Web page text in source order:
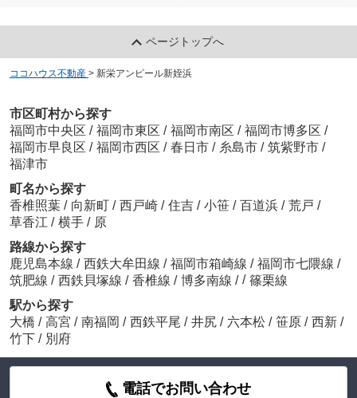
ページトップへ
ココハウス不動産 > 新栄アンピール新姪浜
市区町村から探す
福岡市中央区 / 福岡市東区 / 福岡市南区 / 福岡市博多区 /
福岡市早良区 / 福岡市西区 / 春日市 / 糸島市 / 筑紫野市 /
福津市
町名から探す
香椎照葉 / 向新町 / 西戸崎 / 住吉 / 小笹 / 百道浜 / 荒戸 /
草香江 / 横手 / 原
路線から探す
鹿児島本線 / 西鉄大牟田線 / 福岡市箱崎線 / 福岡市七隈線 /
筑肥線 / 西鉄貝塚線 / 香椎線 / 博多南線 / / 篠栗線
駅から探す
大橋 / 高宮 / 南福岡 / 西鉄平尾 / 井尻 / 六本松 / 笹原 / 西新 /
竹下 / 別府
電話でお問い合わせ